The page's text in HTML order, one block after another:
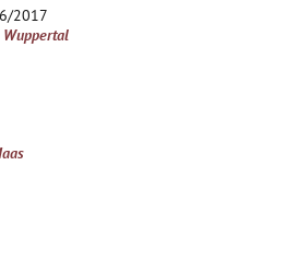
welche auch die
innerhalb der Gruppe
eine Präsentation hingearbeitet.
2017
Wuppertal